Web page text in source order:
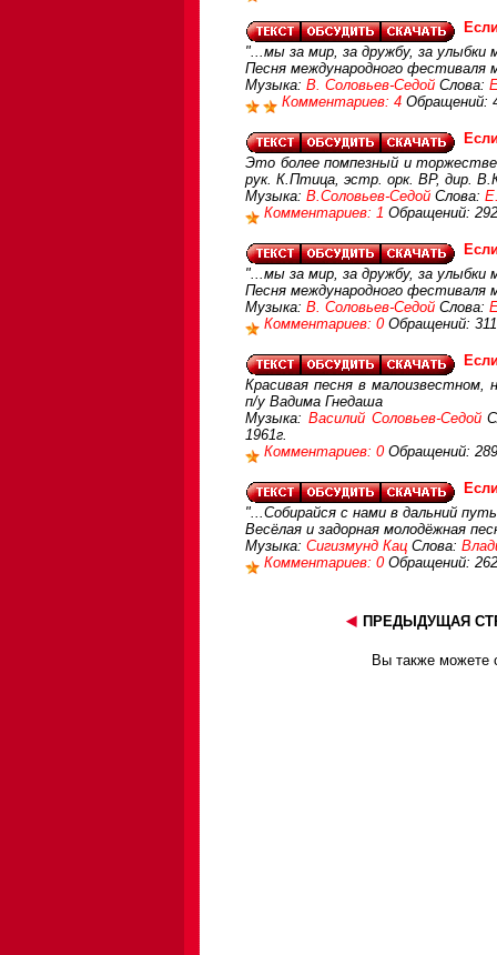
"...мы за мир, за дружбу, за улыбки
Песня международного фестиваля
Музыка: В. Соловьев-Седой Слова:
Комментариев: 4 Обращений:
Это более помпезный и
рук. К.Птица, эстр. орк. ВР, дир.
Музыка: В.Соловьев-Седой Слова:
Комментариев: 1 Обращений:
"...мы за мир, за дружбу, за улыбки
Песня международного фестиваля
Музыка: В. Соловьев-Седой Слова:
Комментариев: 0 Обращений:
Красивая песня в малоизвестном,
п/у Вадима Гнедаша
Музыка: Василий Соловьев-Седой
1961г.
Комментариев: 0 Обращений:
"...Собирайся с нами в дальний
Весёлaя и задорная молодёжная
Музыка: Сигизмунд Кац Слова:
Комментариев: 0 Обращений:
ПРЕДЫДУЩАЯ
Вы также можете